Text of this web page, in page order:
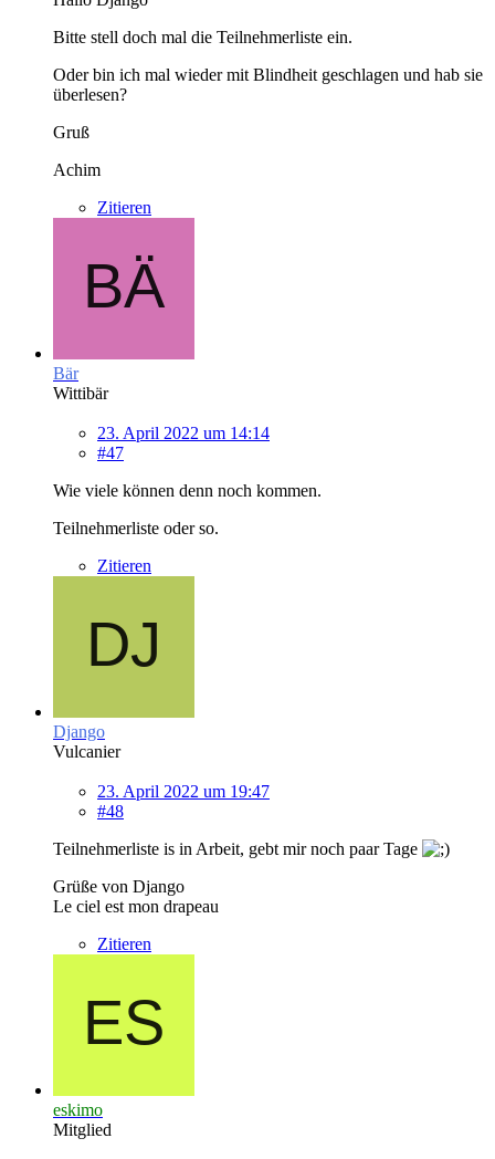
Bitte stell doch mal die Teilnehmerliste ein.
Oder bin ich mal wieder mit Blindheit geschlagen und hab sie
überlesen?
Gruß
Achim
Zitieren
Bär
Wittibär
23. April 2022 um 14:14
#47
Wie viele können denn noch kommen.
Teilnehmerliste oder so.
Zitieren
Django
Vulcanier
23. April 2022 um 19:47
#48
Teilnehmerliste is in Arbeit, gebt mir noch paar Tage
Grüße von Django
Le ciel est mon drapeau
Zitieren
eskimo
Mitglied